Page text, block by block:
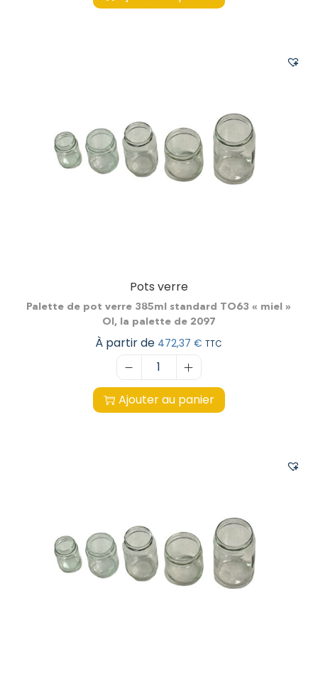
Pots verre
Palette de pot verre 385ml standard TO63 « miel »
OI, la palette de 2097
À partir de 472,37€ TTC
Ajouter au panier